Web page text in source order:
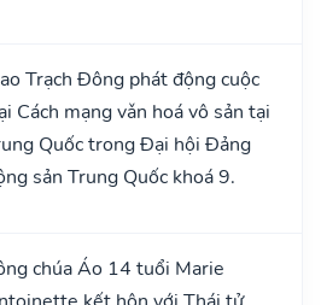
Trạch Đông phát động cuộc
Cách mạng vǎn hoá vô sản tại
Quốc trong Đại hội Đảng
sản Trung Quốc khoá 9.
chúa Áo 14 tuổi Marie